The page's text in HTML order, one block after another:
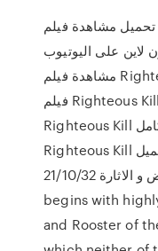
تحميل مشاهدة فيلم Righteous Kill 2008 أون لاين
لاين على اليوتيوب
مشاهدة فيلم Righteous Kill 2008 مترجم ايجي بست.
فيلم Righteous Kill قتل الصالحين بجودة عالية
Righteous Kill كامل Righteous Kill مشاهدة
Righteous Kill تحميل EgyBest. فيلم الجريمة و
الدراما و الغموض و الاثارة 21/10/32 · The story
begins with
and Rooster of